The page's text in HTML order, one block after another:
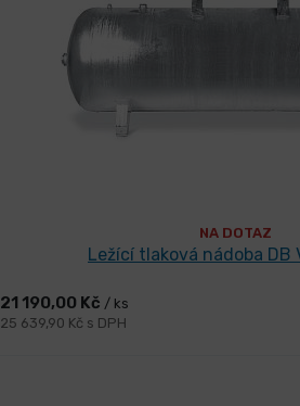
NA DOTAZ
Ležící tlaková nádoba DB
21 190,00 Kč / ks
25 639,90 Kč s DPH